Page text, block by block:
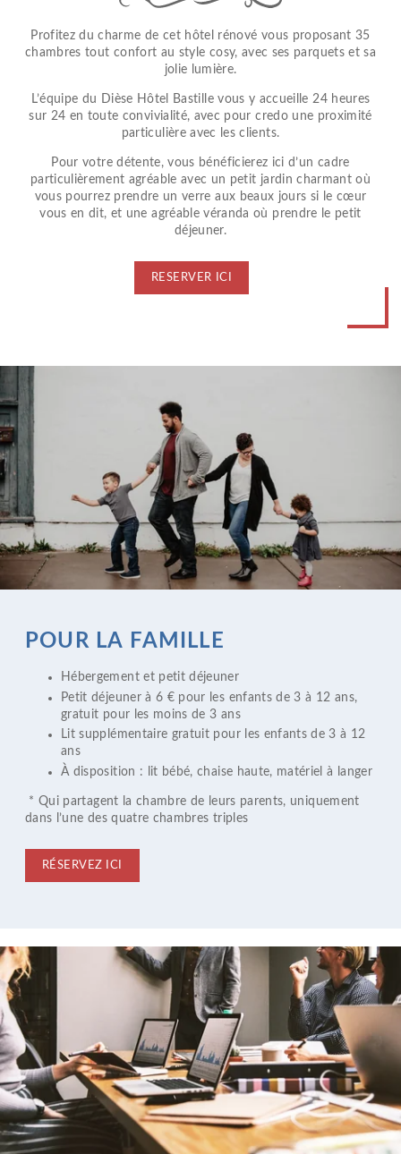
Profitez du charme de cet hôtel rénové vous proposant 35
chambres tout confort au style cosy, avec ses parquets et sa
jolie lumière.
L’équipe du Dièse Hôtel Bastille vous y accueille 24 heures
sur 24 en toute convivialité, avec pour credo une proximité
particulière avec les clients.
Pour votre détente, vous bénéficierez ici d’un cadre
particulièrement agréable avec un petit jardin charmant où
vous pourrez prendre un verre aux beaux jours si le cœur
vous en dit, et une agréable véranda où prendre le petit
déjeuner.
RESERVER ICI
POUR LA FAMILLE
Hébergement et petit déjeuner
Petit déjeuner à 6 € pour les enfants de 3 à 12 ans,
gratuit pour les moins de 3 ans
Lit supplémentaire gratuit pour les enfants de 3 à 12
ans
À disposition : lit bébé, chaise haute, matériel à langer
​ ​* Qui partagent la chambre de leurs parents, uniquement
dans l’une des quatre chambres triples
RÉSERVEZ ICI
CHAMBRES & PETIT-DÉJEUNER
SERVICES
VOTRE SÉJOUR D'AFFAIRES
GALERIE PHOTO
PARIS
DÉCOUVRIR LE 11ÈME ARRONDISSEMENT
NOS ACTUALITÉS